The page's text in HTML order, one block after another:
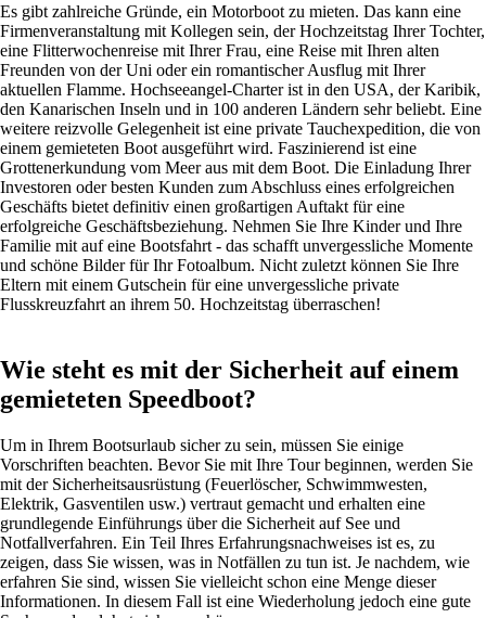
Es gibt zahlreiche Gründe, ein Motorboot zu mieten. Das kann eine
Firmenveranstaltung mit Kollegen sein, der Hochzeitstag Ihrer Tochter,
eine Flitterwochenreise mit Ihrer Frau, eine Reise mit Ihren alten
Freunden von der Uni oder ein romantischer Ausflug mit Ihrer
aktuellen Flamme. Hochseeangel-Charter ist in den USA, der Karibik,
den Kanarischen Inseln und in 100 anderen Ländern sehr beliebt. Eine
weitere reizvolle Gelegenheit ist eine private Tauchexpedition, die von
einem gemieteten Boot ausgeführt wird. Faszinierend ist eine
Grottenerkundung vom Meer aus mit dem Boot. Die Einladung Ihrer
Investoren oder besten Kunden zum Abschluss eines erfolgreichen
Geschäfts bietet definitiv einen großartigen Auftakt für eine
erfolgreiche Geschäftsbeziehung. Nehmen Sie Ihre Kinder und Ihre
Familie mit auf eine Bootsfahrt - das schafft unvergessliche Momente
und schöne Bilder für Ihr Fotoalbum. Nicht zuletzt können Sie Ihre
Eltern mit einem Gutschein für eine unvergessliche private
Flusskreuzfahrt an ihrem 50. Hochzeitstag überraschen!
Wie steht es mit der Sicherheit auf einem
gemieteten Speedboot?
Um in Ihrem Bootsurlaub sicher zu sein, müssen Sie einige
Vorschriften beachten. Bevor Sie mit Ihre Tour beginnen, werden Sie
mit der Sicherheitsausrüstung (Feuerlöscher, Schwimmwesten,
Elektrik, Gasventilen usw.) vertraut gemacht und erhalten eine
grundlegende Einführungs über die Sicherheit auf See und
Notfallverfahren. Ein Teil Ihres Erfahrungsnachweises ist es, zu
zeigen, dass Sie wissen, was in Notfällen zu tun ist. Je nachdem, wie
erfahren Sie sind, wissen Sie vielleicht schon eine Menge dieser
Informationen. In diesem Fall ist eine Wiederholung jedoch eine gute